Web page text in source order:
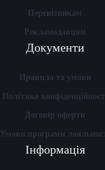
Перевізникам
Рекламодавцям
Документи
Правила та умови
Політика
Договір оферти
Умови програми
Інформація